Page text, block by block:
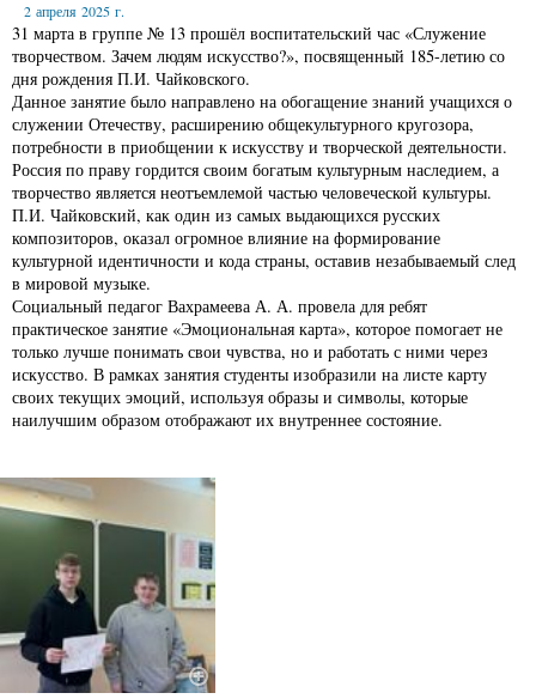
2 апреля 2025 г.
31 марта в группе № 13 прошёл воспитательский час «Служение
творчеством. Зачем людям искусство?», посвященный 185-летию со
дня рождения П.И. Чайковского.
Данное занятие было направлено на обогащение знаний учащихся о
служении Отечеству, расширению общекультурного кругозора,
потребности в приобщении к искусству и творческой деятельности.
Россия по праву гордится своим богатым культурным наследием, а
творчество является неотъемлемой частью человеческой культуры.
П.И. Чайковский, как один из самых выдающихся русских
композиторов, оказал огромное влияние на формирование
культурной идентичности и кода страны, оставив незабываемый след
в мировой музыке.
Социальный педагог Вахрамеева А. А. провела для ребят
практическое занятие «Эмоциональная карта», которое помогает не
только лучше понимать свои чувства, но и работать с ними через
искусство. В рамках занятия студенты изобразили на листе карту
своих текущих эмоций, используя образы и символы, которые
наилучшим образом отображают их внутреннее состояние.